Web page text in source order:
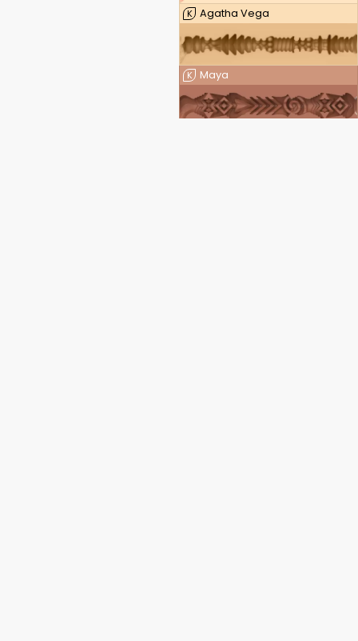
K Agatha Vega
K Maya